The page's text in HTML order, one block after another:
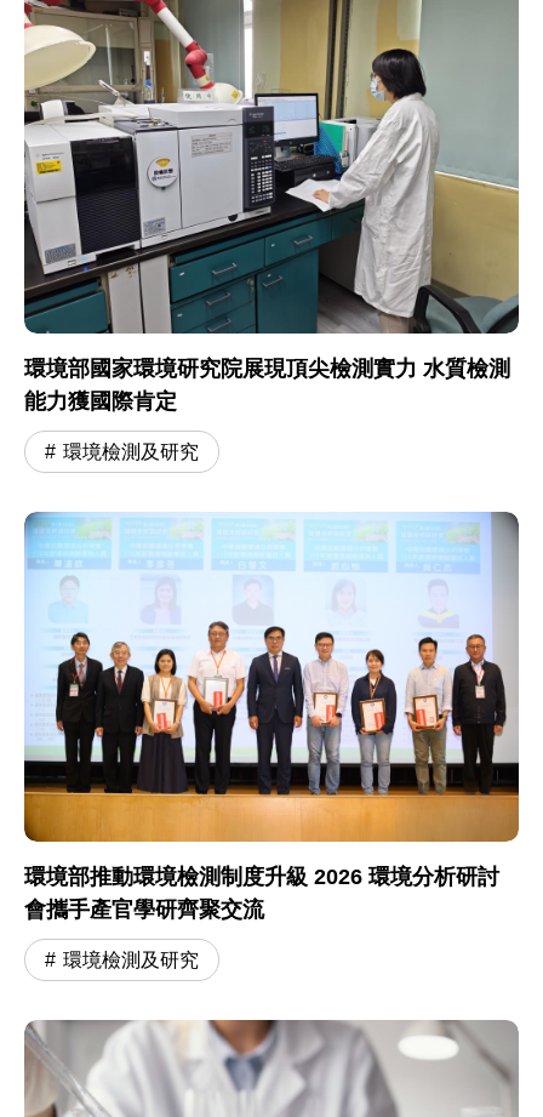
環境部國家環境研究院展現頂尖檢測實力 水質檢測
能力獲國際肯定
環境檢測及研究
環境部推動環境檢測制度升級 2026 環境分析研討
會攜手產官學研齊聚交流
環境檢測及研究